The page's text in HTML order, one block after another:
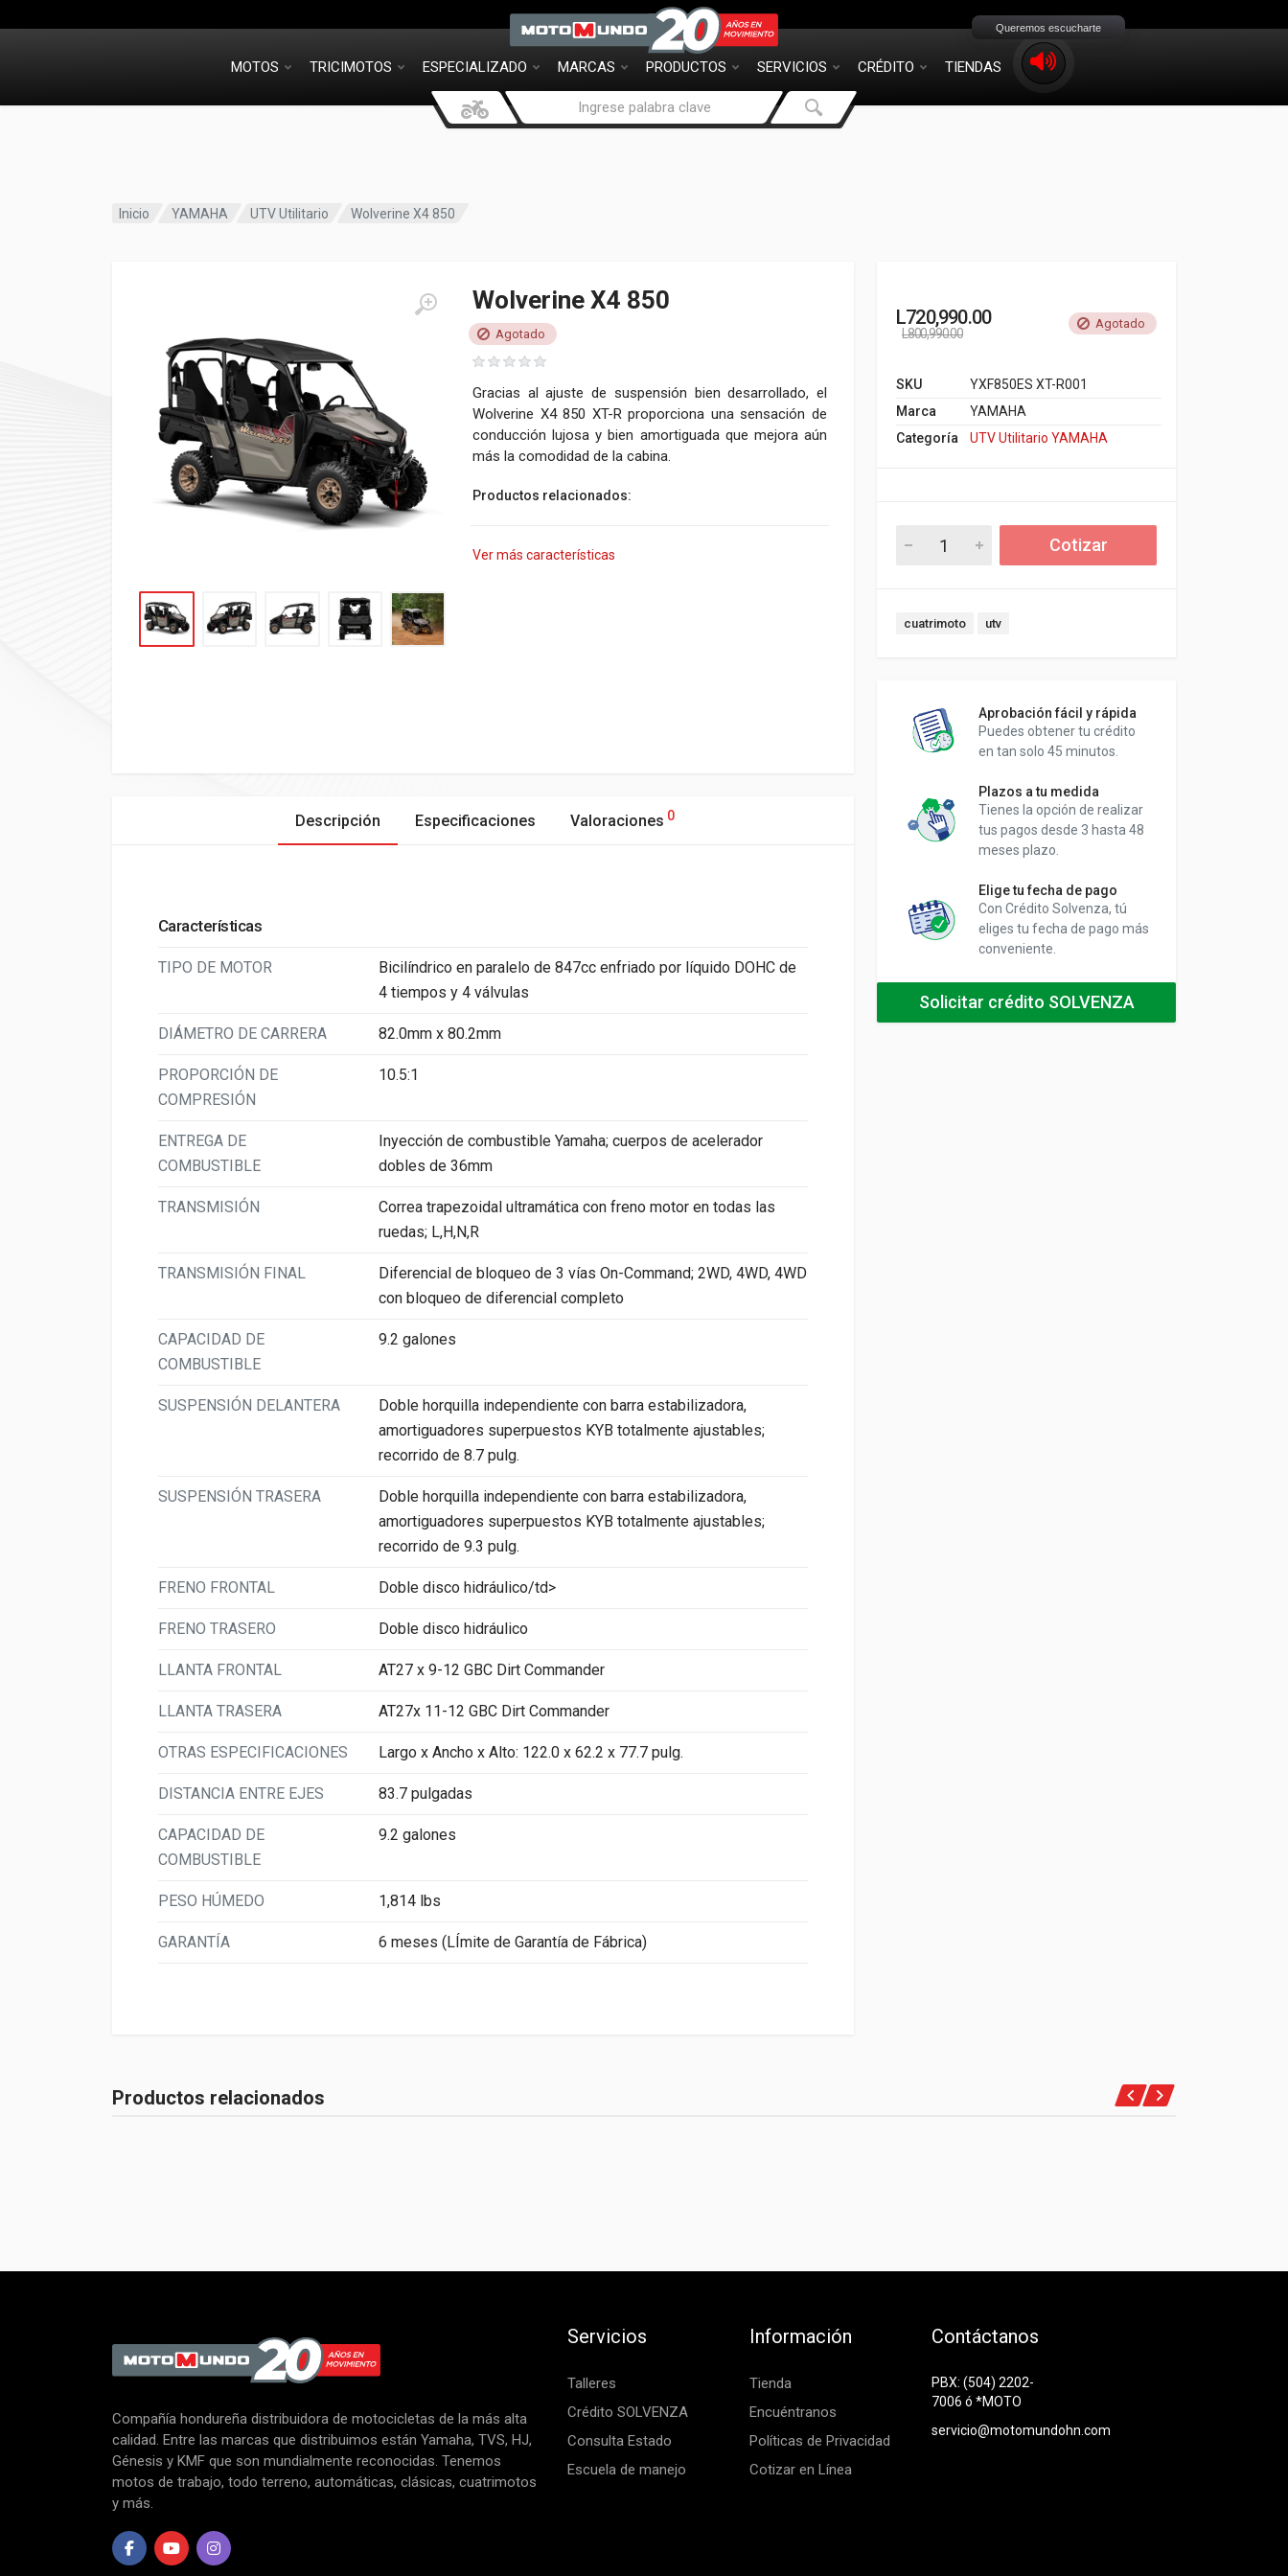
MOTOS TRICIMOTOS ESPECIALIZADO MARCAS PRODUCTOS SERVICIOS CRÉDITO TIENDAS
Queremos escucharte
Inicio YAMAHA UTV Utilitario Wolverine X4 850
Wolverine X4 850
Agotado
Gracias al ajuste de suspensión bien desarrollado, el
Wolverine X4 850 XT-R proporciona una sensación de
conducción lujosa y bien amortiguada que mejora aún
más la comodidad de la cabina.
Productos relacionados:
Ver más características
L720,990.00
L800,990.00
Agotado
SKU
YXF850ES XT-R001
Marca
YAMAHA
Categoría
UTV Utilitario YAMAHA
Cotizar
cuatrimoto utv
Aprobación fácil y rápida
Puedes obtener tu crédito
en tan solo 45 minutos.
Plazos a tu medida
Tienes la opción de realizar
tus pagos desde 3 hasta 48
meses plazo.
Elige tu fecha de pago
Con Crédito Solvenza, tú
eliges tu fecha de pago más
conveniente.
Solicitar crédito SOLVENZA
Descripción Especificaciones Valoraciones 0
Características
TIPO DE MOTOR
Bicilíndrico en paralelo de 847cc enfriado por líquido DOHC de
4 tiempos y 4 válvulas
DIÁMETRO DE CARRERA 82.0mm x 80.2mm
PROPORCIÓN DE
COMPRESIÓN
10.5:1
ENTREGA DE
COMBUSTIBLE
Inyección de combustible Yamaha; cuerpos de acelerador
dobles de 36mm
TRANSMISIÓN
Correa trapezoidal ultramática con freno motor en todas las
ruedas; L,H,N,R
TRANSMISIÓN FINAL
Diferencial de bloqueo de 3 vías On-Command; 2WD, 4WD, 4WD
con bloqueo de diferencial completo
CAPACIDAD DE
COMBUSTIBLE
9.2 galones
SUSPENSIÓN DELANTERA
Doble horquilla independiente con barra estabilizadora,
amortiguadores superpuestos KYB totalmente ajustables;
recorrido de 8.7 pulg.
SUSPENSIÓN TRASERA
Doble horquilla independiente con barra estabilizadora,
amortiguadores superpuestos KYB totalmente ajustables;
recorrido de 9.3 pulg.
FRENO FRONTAL Doble disco hidráulico/td>
FRENO TRASERO Doble disco hidráulico
LLANTA FRONTAL AT27 x 9-12 GBC Dirt Commander
LLANTA TRASERA AT27x 11-12 GBC Dirt Commander
OTRAS ESPECIFICACIONES Largo x Ancho x Alto: 122.0 x 62.2 x 77.7 pulg.
DISTANCIA ENTRE EJES 83.7 pulgadas
CAPACIDAD DE
COMBUSTIBLE
9.2 galones
PESO HÚMEDO 1,814 lbs
GARANTÍA 6 meses (LÍmite de Garantía de Fábrica)
Productos relacionados
Compañía hondureña distribuidora de motocicletas de la más alta
calidad. Entre las marcas que distribuimos están Yamaha, TVS, HJ,
Génesis y KMF que son mundialmente reconocidas. Tenemos
motos de trabajo, todo terreno, automáticas, clásicas, cuatrimotos
y más.
Servicios
Talleres
Crédito SOLVENZA
Consulta Estado
Escuela de manejo
Información
Tienda
Encuéntranos
Políticas de Privacidad
Cotizar en Línea
Contáctanos
PBX: (504) 2202-
7006 ó *MOTO
servicio@motomundohn.com